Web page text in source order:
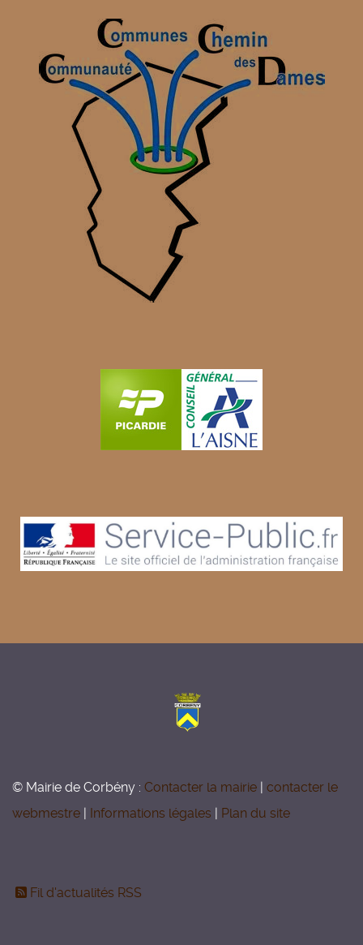
© Mairie de Corbény : Contacter la mairie
contacter le
webmestre
Informations légales Plan du site
Fil d'actualités RSS